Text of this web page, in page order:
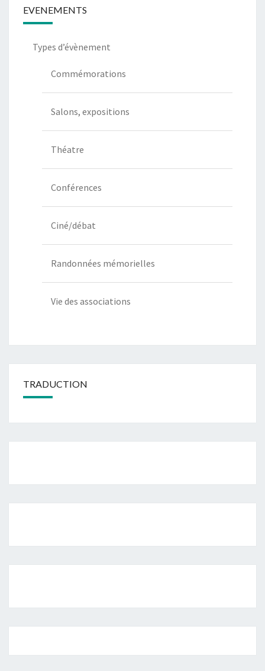
EVENEMENTS
Types d’évènement
Commémorations
Salons, expositions
Théatre
Conférences
Ciné/débat
Randonnées mémorielles
Vie des associations
TRADUCTION